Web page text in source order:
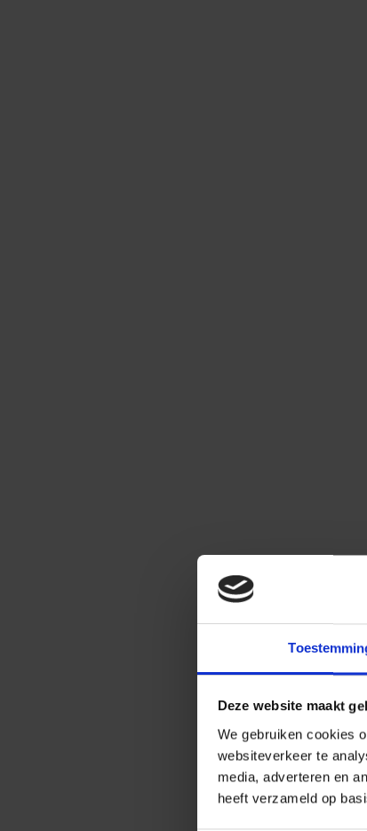
Deze website maakt
We gebruiken cookies
websiteverkeer te
media, adverteren en
heeft verzameld op